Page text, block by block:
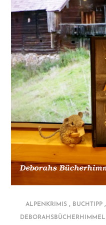
ALPENKRIMIS, BUCHTIPP,
DEBORAHSBÜCHERHIMMEL